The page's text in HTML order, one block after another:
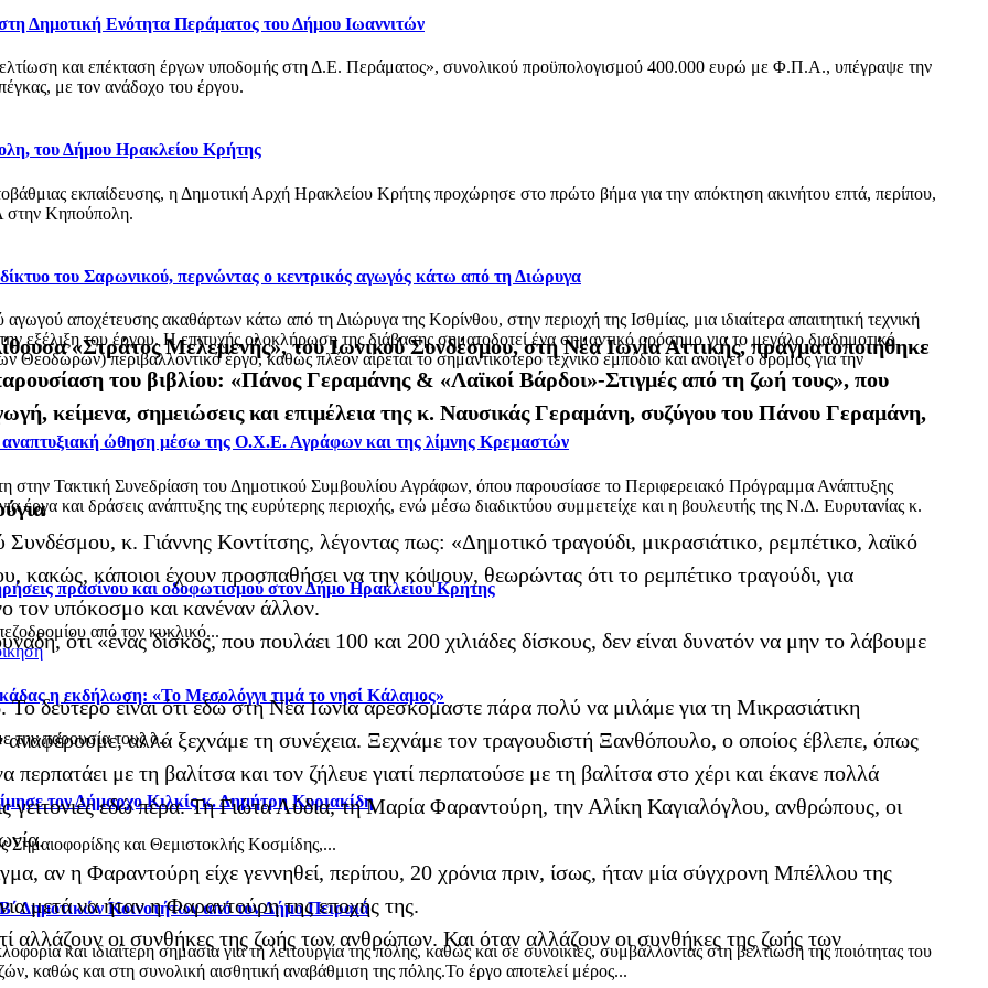
Δημοτική Ενότητα Περάματος του Δήμου Ιωαννιτών
και επέκταση έργων υποδομής στη Δ.Ε. Περάματος», συνολικού προϋπολογισμού 400.000 ευρώ με Φ.Π.Α., υπέγραψε την
με τον ανάδοχο του έργου.
του Δήμου Ηρακλείου Κρήτης
εκπαίδευσης, η Δημοτική Αρχή Ηρακλείου Κρήτης προχώρησε στο πρώτο βήμα για την απόκτηση ακινήτου επτά, περίπου,
Κηπούπολη.
του Σαρωνικού, περνώντας ο κεντρικός αγωγός κάτω από τη Διώρυγα
αποχέτευσης ακαθάρτων κάτω από τη Διώρυγα της Κορίνθου, στην περιοχή της Ισθμίας, μια ιδιαίτερα απαιτητική τεχνική
εξέλιξη του έργου. Η επιτυχής ολοκλήρωση της διάβασης σηματοδοτεί ένα σημαντικό ορόσημο για το μεγάλο διαδημοτικό
περιβαλλοντικό έργο, καθώς πλέον αίρεται το σημαντικότερο τεχνικό εμπόδιο και ανοίγει ο δρόμος για την
αναπτυξιακή ώθηση μέσω της Ο.Χ.Ε. Αγράφων και της λίμνης Κρεμαστών
στην Τακτική Συνεδρίαση του Δημοτικού Συμβουλίου Αγράφων, όπου παρουσίασε το Περιφερειακό Πρόγραμμα Ανάπτυξης
έργα και δράσεις ανάπτυξης της ευρύτερης περιοχής, ενώ μέσω διαδικτύου συμμετείχε και η βουλευτής της Ν.Δ. Ευρυτανίας κ.
πρασίνου και οδοφωτισμού στον Δήμο Ηρακλείου Κρήτης
από τον κυκλικό...
η εκδήλωση: «Το Μεσολόγγι τιμά το νησί Κάλαμος»
την παρουσία τους ο...
τον Δήμαρχο Κιλκίς κ. Δημήτρη Κυριακίδη
Σημαιοφορίδης και Θεμιστοκλής Κοσμίδης,...
Δημοτικών Κοινοτήτων από τον Δήμο Πειραιά
και ιδιαίτερη σημασία για τη λειτουργία της πόλης, καθώς και σε συνοικίες, συμβάλλοντας στη βελτίωση της ποιότητας του
καθώς και στη συνολική αισθητική αναβάθμιση της πόλης.Το έργο αποτελεί μέρος...
«Στράτος Μελεμενής», του Ιωνικού Συνδέσμου, στη Νέα Ιωνία Αττικής, πραγματοποιήθηκε
του βιβλίου: «Πάνος Γεραμάνης & «Λαϊκοί Βάρδοι»-Στιγμές από τη ζωή τους», που
κείμενα, σημειώσεις και επιμέλεια της κ. Ναυσικάς Γεραμάνη, συζύγου του Πάνου Γεραμάνη,
κ. Γιάννης Κοντίτσης, λέγοντας πως: «Δημοτικό τραγούδι, μικρασιάτικο, ρεμπέτικο, λαϊκό
κακώς, κάποιοι έχουν προσπαθήσει να την κόψουν, θεωρώντας ότι το ρεμπέτικο τραγούδι, για
τον υπόκοσμο και κανέναν άλλον.
ότι «ένας δίσκος, που πουλάει 100 και 200 χιλιάδες δίσκους, δεν είναι δυνατόν να μην το λάβουμε
δεύτερο είναι ότι εδώ στη Νέα Ιωνία αρεσκόμαστε πάρα πολύ να μιλάμε για τη Μικρασιάτικη
αλλά ξεχνάμε τη συνέχεια. Ξεχνάμε τον τραγουδιστή Ξανθόπουλο, ο οποίος έβλεπε, όπως
με τη βαλίτσα και τον ζήλευε γιατί περπατούσε με τη βαλίτσα στο χέρι και έκανε πολλά
γειτονιές εδώ πέρα. Τη Γιώτα Λύδια, τη Μαρία Φαραντούρη, την Αλίκη Καγιαλόγλου, ανθρώπους, οι
αν η Φαραντούρη είχε γεννηθεί, περίπου, 20 χρόνια πριν, ίσως, ήταν μία σύγχρονη Μπέλλου της
μετά να ήταν η Φαραντούρη της εποχής της.
αλλάζουν οι συνθήκες της ζωής των ανθρώπων. Και όταν αλλάζουν οι συνθήκες της ζωής των